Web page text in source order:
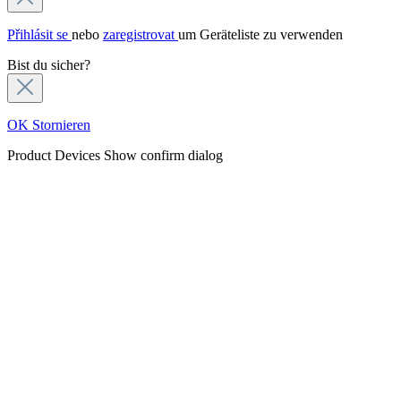
Přihlásit se nebo zaregistrovat um Geräteliste zu verwenden
Bist du sicher?
OK Stornieren
Product Devices Show confirm dialog